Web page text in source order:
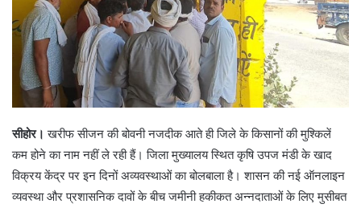
सीहोर। खरीफ सीजन की बोवनी नजदीक आते ही जिले के किसानों की मुश्किलें
कम होने का नाम नहीं ले रही हैं। जिला मुख्यालय स्थित कृषि उपज मंडी के खाद
विक्रय केंद्र पर इन दिनों अव्यवस्थाओं का बोलबाला है। शासन की नई ऑनलाइन
व्यवस्था और प्रशासनिक दावों के बीच जमीनी हकीकत अन्नदाताओं के लिए मुसीबत